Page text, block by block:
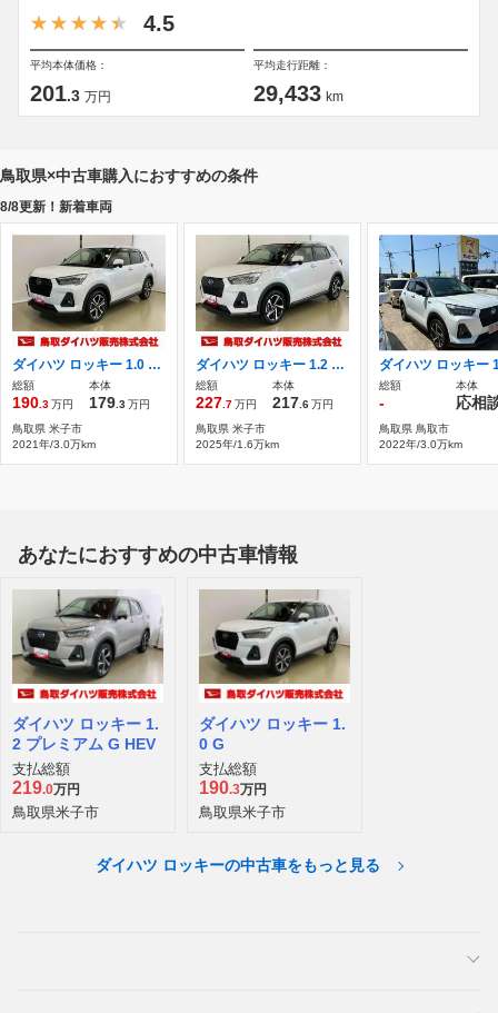
4.5
平均本体価格：
201.3 万円
平均走行距離：
29,433 km
鳥取県×中古車購入におすすめの条件
8/8更新！新着車両
ダイハツ ロッキー 1.0 G スマートアシスト付き ナビゲーションシス
総額
190 .3万円
本体
179 .3万円
鳥取県 米子市
2021年/3.0万km
ダイハツ ロッキー 1.2 プレミアム G HEV スマートアシスト付き HEV車 パノラマ
総額
227 .7万円
本体
217 .6万円
鳥取県 米子市
2025年/1.6万km
総額
-
本体
応相
鳥取県 鳥取市
2022年/3.0万km
あなたにおすすめの中古車情報
ダイハツ ロッキー 1.
2 プレミアム G HEV
支払総額
219.0万円
鳥取県米子市
ダイハツ ロッキー 1.
0 G
支払総額
190.3万円
鳥取県米子市
ダイハツ ロッキーの中古車をもっと見る